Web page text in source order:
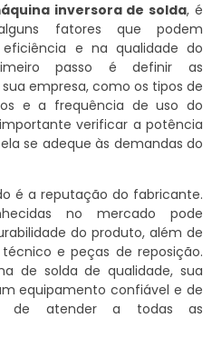
inversora de solda, é
fatores que podem
e na qualidade do
passo é definir as
empresa, como os tipos de
e a frequência de uso do
verificar a potência
se adeque às demandas do
é a reputação do fabricante.
no mercado pode
do produto, além de
e peças de reposição.
de solda de qualidade, sua
equipamento confiável e de
de atender a todas as